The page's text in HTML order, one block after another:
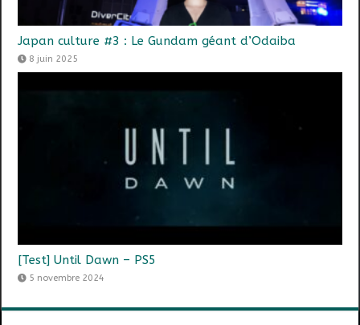
Japan culture #3 : Le Gundam géant d’Odaiba
8 juin 2025
[Test] Until Dawn – PS5
5 novembre 2024